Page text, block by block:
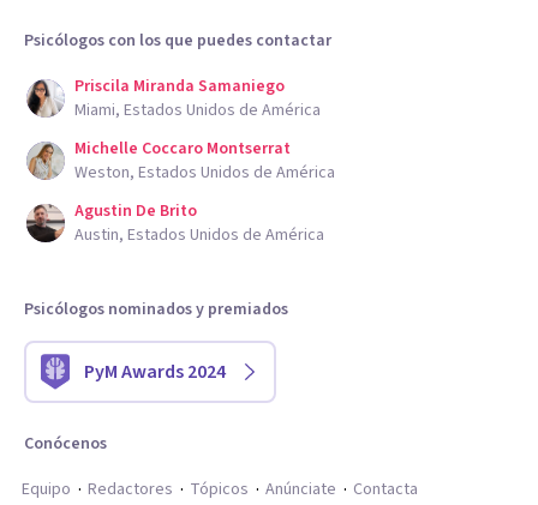
Psicólogos con los que puedes contactar
Priscila Miranda Samaniego
Miami, Estados Unidos de América
Michelle Coccaro Montserrat
Weston, Estados Unidos de América
Agustin De Brito
Austin, Estados Unidos de América
Psicólogos nominados y premiados
PyM Awards 2024
Conócenos
Equipo
Redactores Tópicos Anúnciate Contacta